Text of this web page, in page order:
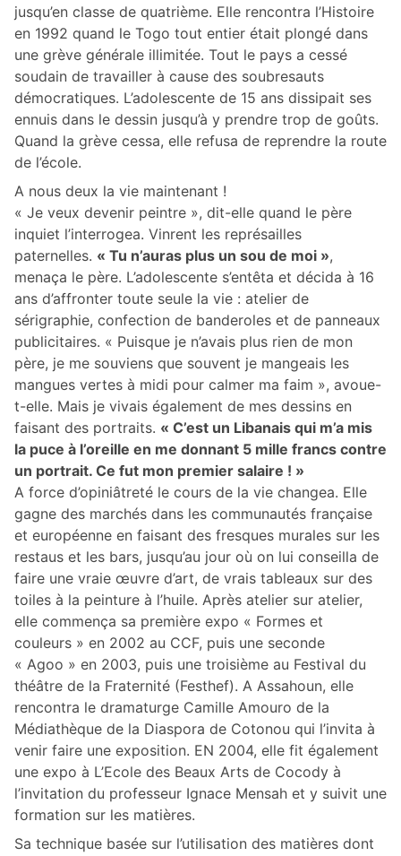
jusqu’en classe de quatrième. Elle rencontra l’Histoire
en 1992 quand le Togo tout entier était plongé dans
une grève générale illimitée. Tout le pays a cessé
soudain de travailler à cause des soubresauts
démocratiques. L’adolescente de 15 ans dissipait ses
ennuis dans le dessin jusqu’à y prendre trop de goûts.
Quand la grève cessa, elle refusa de reprendre la route
de l’école.
A nous deux la vie maintenant !
« Je veux devenir peintre », dit-elle quand le père
inquiet l’interrogea. Vinrent les représailles
paternelles. « Tu n’auras plus un sou de moi »,
menaça le père. L’adolescente s’entêta et décida à 16
ans d’affronter toute seule la vie : atelier de
sérigraphie, confection de banderoles et de panneaux
publicitaires. « Puisque je n’avais plus rien de mon
père, je me souviens que souvent je mangeais les
mangues vertes à midi pour calmer ma faim », avoue-
t-elle. Mais je vivais également de mes dessins en
faisant des portraits. « C’est un Libanais qui m’a mis
la puce à l’oreille en me donnant 5 mille francs contre
un portrait. Ce fut mon premier salaire ! »
A force d’opiniâtreté le cours de la vie changea. Elle
gagne des marchés dans les communautés française
et européenne en faisant des fresques murales sur les
restaus et les bars, jusqu’au jour où on lui conseilla de
faire une vraie œuvre d’art, de vrais tableaux sur des
toiles à la peinture à l’huile. Après atelier sur atelier,
elle commença sa première expo « Formes et
couleurs » en 2002 au CCF, puis une seconde
« Agoo » en 2003, puis une troisième au Festival du
théâtre de la Fraternité (Festhef). A Assahoun, elle
rencontra le dramaturge Camille Amouro de la
Médiathèque de la Diaspora de Cotonou qui l’invita à
venir faire une exposition. EN 2004, elle fit également
une expo à L’Ecole des Beaux Arts de Cocody à
l’invitation du professeur Ignace Mensah et y suivit une
formation sur les matières.
Sa technique basée sur l’utilisation des matières dont